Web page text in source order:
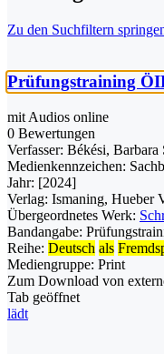
Zu den Suchfiltern
Prüfungstraining
mit Audios online
0 Bewertungen
Verfasser: Békési, Barbara
Medienkennzeichen:
Jahr: [2024]
Verlag: Ismaning, Hueber
Übergeordnetes Werk:
Bandangabe:
Reihe: Deutsch als
Mediengruppe: Print
Zum Download von
Tab geöffnet
lädt